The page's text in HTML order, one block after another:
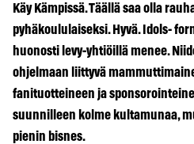
Käy Kämpissä. Täällä saa olla
pyhäkoululaiseksi. Hyvä. Idols-
huonosti levy-yhtiöillä menee.
ohjelmaan liittyvä
fanituotteineen ja
suunnilleen kolme kultamunaa,
pienin bisnes.